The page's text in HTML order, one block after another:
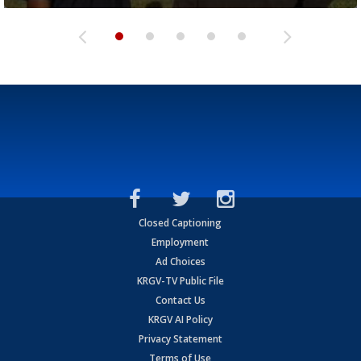
Closed Captioning
Employment
Ad Choices
KRGV-TV Public File
Contact Us
KRGV AI Policy
Privacy Statement